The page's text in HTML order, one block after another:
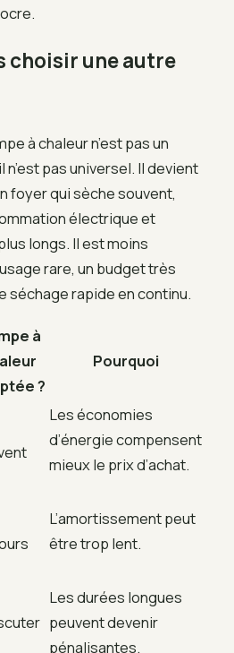
choisir une autre
à chaleur n’est pas un
n’est pas universel. Il devient
foyer qui sèche souvent,
électrique et
longs. Il est moins
rare, un budget très
séchage rapide en continu.
à
?
Pourquoi
Les économies
d’énergie compensent
mieux le prix d’achat.
L’amortissement peut
être trop lent.
Les durées longues
peuvent devenir
pénalisantes.